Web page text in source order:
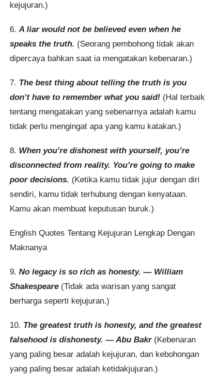
kejujuran.)
6. A liar would not be believed even when he
speaks the truth. (Seorang pembohong tidak akan
dipercaya bahkan saat ia mengatakan kebenaran.)
7. The best thing about telling the truth is you
don’t have to remember what you said! (Hal terbaik
tentang mengatakan yang sebenarnya adalah kamu
tidak perlu mengingat apa yang kamu katakan.)
8. When you’re dishonest with yourself, you’re
disconnected from reality. You’re going to make
poor decisions. (Ketika kamu tidak jujur dengan diri
sendiri, kamu tidak terhubung dengan kenyataan.
Kamu akan membuat keputusan buruk.)
English Quotes Tentang Kejujuran Lengkap Dengan
Maknanya
9. No legacy is so rich as honesty. — William
Shakespeare (Tidak ada warisan yang sangat
berharga seperti kejujuran.)
10. The greatest truth is honesty, and the greatest
falsehood is dishonesty. — Abu Bakr (Kebenaran
yang paling besar adalah kejujuran, dan kebohongan
yang paling besar adalah ketidakjujuran.)